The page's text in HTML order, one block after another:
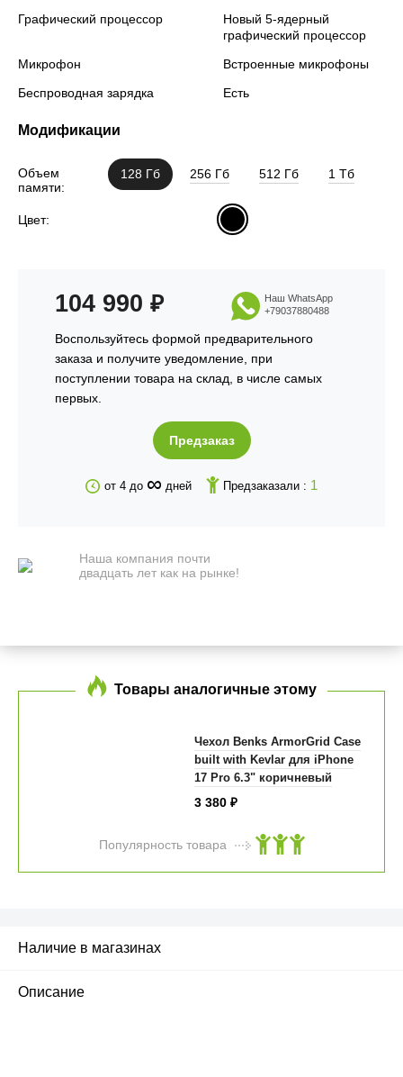
Графический процессор
Новый 5‑ядерный
графический процессор
Микрофон
Встроенные микрофоны
Беспроводная зарядка
Есть
Модификации
Объем
памяти:
128 Гб 256 Гб 512 Гб 1 Тб
Цвет:
104 990 ₽
Воспользуйтесь формой предварительного
заказа и получите уведомление, при
поступлении товара на склад, в числе самых
первых.
Наш WhatsApp
+79037880488
Предзаказ
от 4 до ∞ дней Предзаказали : 1
Наша компания почти
двадцать лет как на рынке!
Товары аналогичные этому
Чехол Benks ArmorGrid Case
built with Kevlar для iPhone
17 Pro 6.3" коричневый
3 380 ₽
Популярность товара
Наличие в магазинах
Описание